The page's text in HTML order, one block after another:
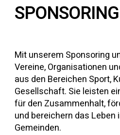
SPONSORING
Mit unserem Sponsoring
Vereine, Organisationen
aus den Bereichen Sport,
Gesellschaft. Sie leisten
für den Zusammenhalt,
und bereichern das Leben
Gemeinden.